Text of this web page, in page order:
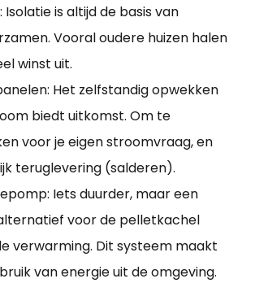
Isolatie is altijd de basis van
Vooral oudere huizen halen
winst uit.
Het zelfstandig opwekken
biedt uitkomst. Om te
voor je eigen stroomvraag, en
teruglevering (salderen).
Iets duurder, maar een
voor de pelletkachel
verwarming. Dit systeem maakt
van energie uit de omgeving.